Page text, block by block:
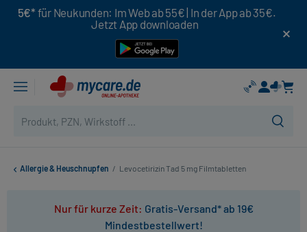
5€* für Neukunden: Im Web ab 55€ | In der App ab 35€.
Jetzt App downloaden
Allergie & Heuschnupfen / Levocetirizin Tad 5 mg Filmtabletten
Nur für kurze Zeit: Gratis-Versand* ab 19€
Mindestbestellwert!